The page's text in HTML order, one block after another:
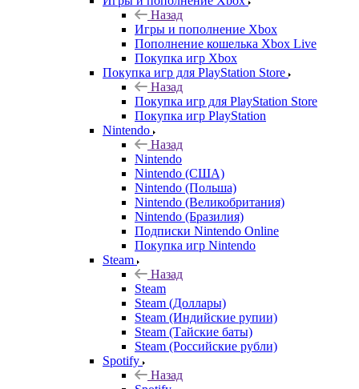
Назад
Игры и пополнение Xbox
Пополнение кошелька Xbox Live
Покупка игр Xbox
Покупка игр для PlayStation Store
Назад
Покупка игр для PlayStation Store
Покупка игр PlayStation
Nintendo
Назад
Nintendo
Nintendo (США)
Nintendo (Польша)
Nintendo (Великобритания)
Nintendo (Бразилия)
Подписки Nintendo Online
Покупка игр Nintendo
Steam
Назад
Steam
Steam (Доллары)
Steam (Индийские рупии)
Steam (Тайские баты)
Steam (Российские рубли)
Spotify
Назад